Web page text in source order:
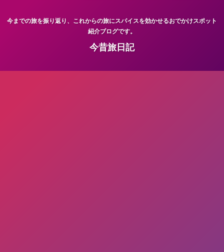
今までの旅を振り返り、これからの旅にスパイスを効かせるおでかけスポット
紹介ブログです。
今昔旅日記